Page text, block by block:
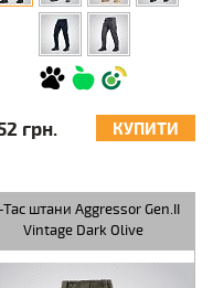
грн. КУПИТИ
Tac штани Aggressor Gen.II
Vintage Dark Olive